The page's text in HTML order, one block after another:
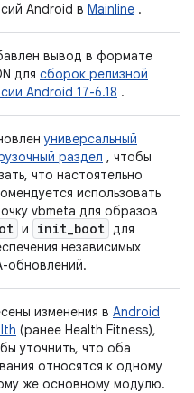
Android в Mainline .
вывод в формате
для сборок релизной
Android 17-6.18 .
универсальный
раздел , чтобы
что настоятельно
использовать
vbmeta для образов
и init_boot для
независимых
обновлений.
изменения в Android
(ранее Health Fitness),
уточнить, что оба
относятся к одному
же основному модулю.